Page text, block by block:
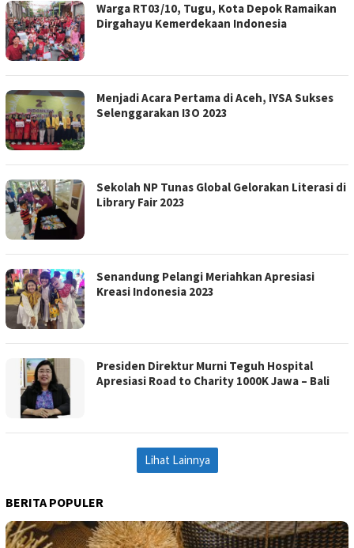
Warga RT03/10, Tugu, Kota Depok Ramaikan
Dirgahayu Kemerdekaan Indonesia
Menjadi Acara Pertama di Aceh, IYSA Sukses
Selenggarakan I3O 2023
Sekolah NP Tunas Global Gelorakan Literasi di
Library Fair 2023
Senandung Pelangi Meriahkan Apresiasi
Kreasi Indonesia 2023
Presiden Direktur Murni Teguh Hospital
Apresiasi Road to Charity 1000K Jawa – Bali
Lihat Lainnya
BERITA POPULER